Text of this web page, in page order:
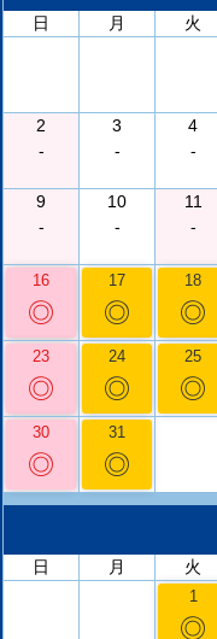
日
月 火
2
-
3
-
4
-
9
-
10
-
11
-
16
◎
17
◎
18
◎
23
◎
24
◎
25
◎
30
◎
31
◎
日
月 火
1
◎